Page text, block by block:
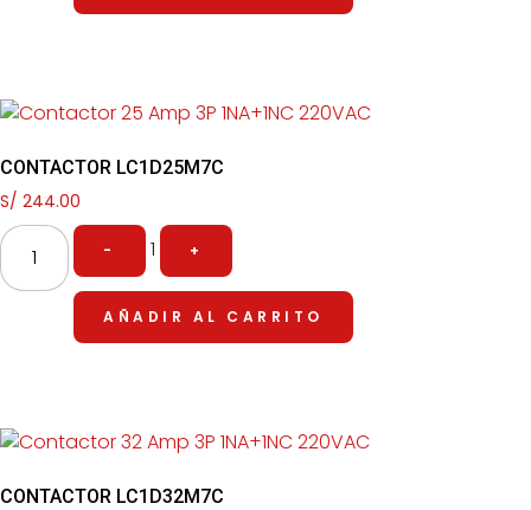
CONTACTOR LC1D25M7C
S/ 244.00
- 1 +
AÑADIR AL CARRITO
CONTACTOR LC1D32M7C